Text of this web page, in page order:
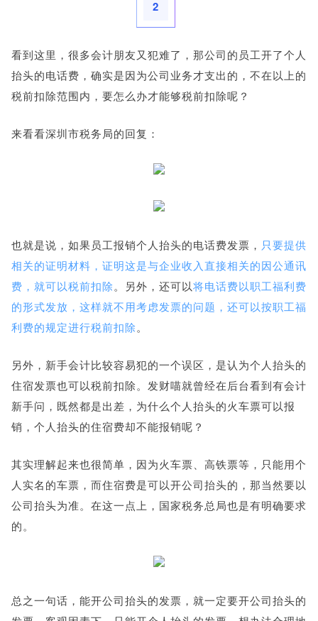
2
看到这里，很多会计朋友又犯难了，那公司的员工开了个人
抬头的电话费，确实是因为公司业务才支出的，不在以上的
税前扣除范围内，要怎么办才能够税前扣除呢？
来看看深圳市税务局的回复：
也就是说，如果员工报销个人抬头的电话费发票， 只要提供
相关的证明材料，证明这是与企业收入直接相关的因公通讯
费，就可以税前扣除。另外，还可以将电话费以职工福利费
的形式发放，这样就不用考虑发票的问题，还可以按职工福
利费的规定进行税前扣除。
另外，新手会计比较容易犯的一个误区，是认为个人抬头的
住宿发票也可以税前扣除。发财喵就曾经在后台看到有会计
新手问，既然都是出差，为什么个人抬头的火车票可以报
销，个人抬头的住宿费却不能报销呢？
其实理解起来也很简单，因为火车票、高铁票等，只能用个
人实名的车票，而住宿费是可以开公司抬头的，那当然要以
公司抬头为准。在这一点上，国家税务总局也是有明确要求
的。
总之一句话，能开公司抬头的发票，就一定要开公司抬头的